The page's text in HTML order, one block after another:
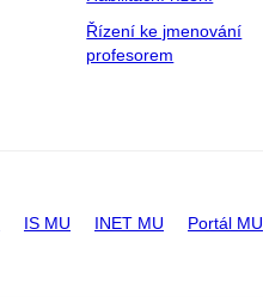
Řízení ke jmenování
profesorem
IS MU INET MU Portál MU